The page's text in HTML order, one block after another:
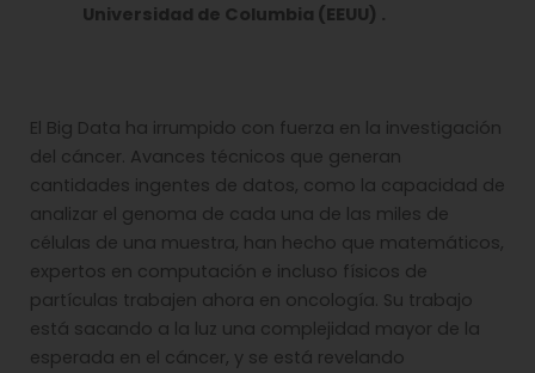
Universidad de Columbia (EEUU) .
El Big Data ha irrumpido con fuerza en la investigación
del cáncer. Avances técnicos que generan
cantidades ingentes de datos, como la capacidad de
analizar el genoma de cada una de las miles de
células de una muestra, han hecho que matemáticos,
expertos en computación e incluso físicos de
partículas trabajen ahora en oncología. Su trabajo
está sacando a la luz una complejidad mayor de la
esperada en el cáncer, y se está revelando